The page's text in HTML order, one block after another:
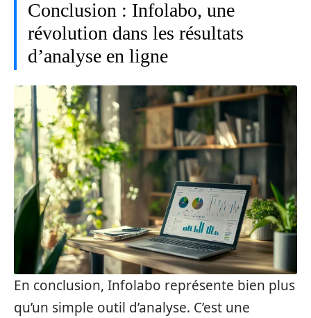
Conclusion : Infolabo, une
révolution dans les résultats
d’analyse en ligne
En conclusion, Infolabo représente bien plus
qu’un simple outil d’analyse. C’est une